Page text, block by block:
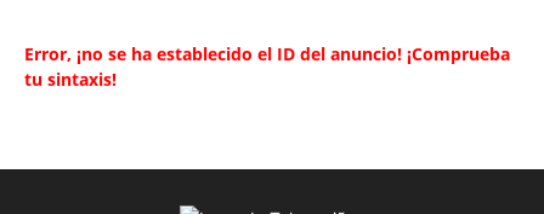
Error, ¡no se ha establecido el ID del anuncio! ¡Comprueba
tu sintaxis!